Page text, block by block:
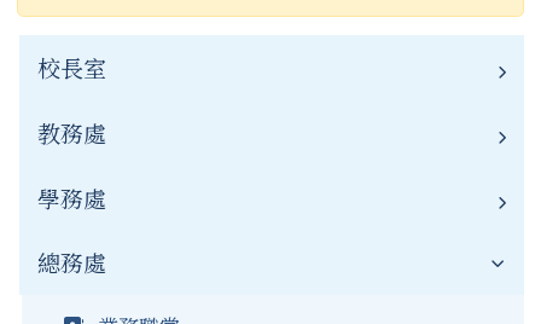
校長室
校長簡介
聯絡資訊
新聞報導
教務處
業務職掌
教務公告
學務處
業務職掌
總務處